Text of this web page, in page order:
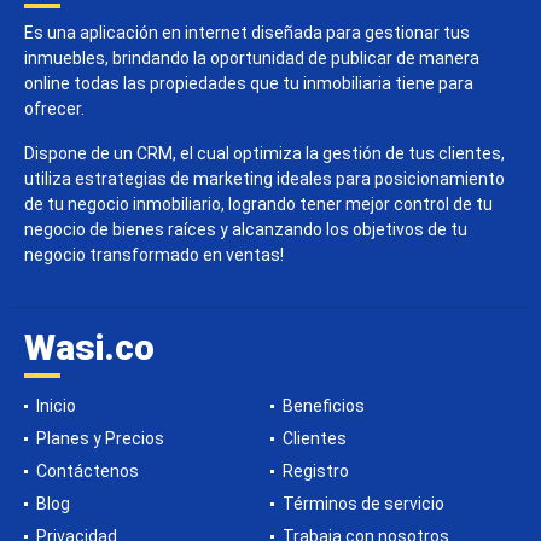
Es una aplicación en internet diseñada para gestionar tus
inmuebles, brindando la oportunidad de publicar de manera
online todas las propiedades que tu inmobiliaria tiene para
ofrecer.
Dispone de un CRM, el cual optimiza la gestión de tus clientes,
utiliza estrategias de marketing ideales para posicionamiento
de tu negocio inmobiliario, logrando tener mejor control de tu
negocio de bienes raíces y alcanzando los objetivos de tu
negocio transformado en ventas!
Wasi.co
Inicio
Beneficios
Planes y Precios
Clientes
Contáctenos
Registro
Blog
Términos de servicio
Privacidad
Trabaja con nosotros